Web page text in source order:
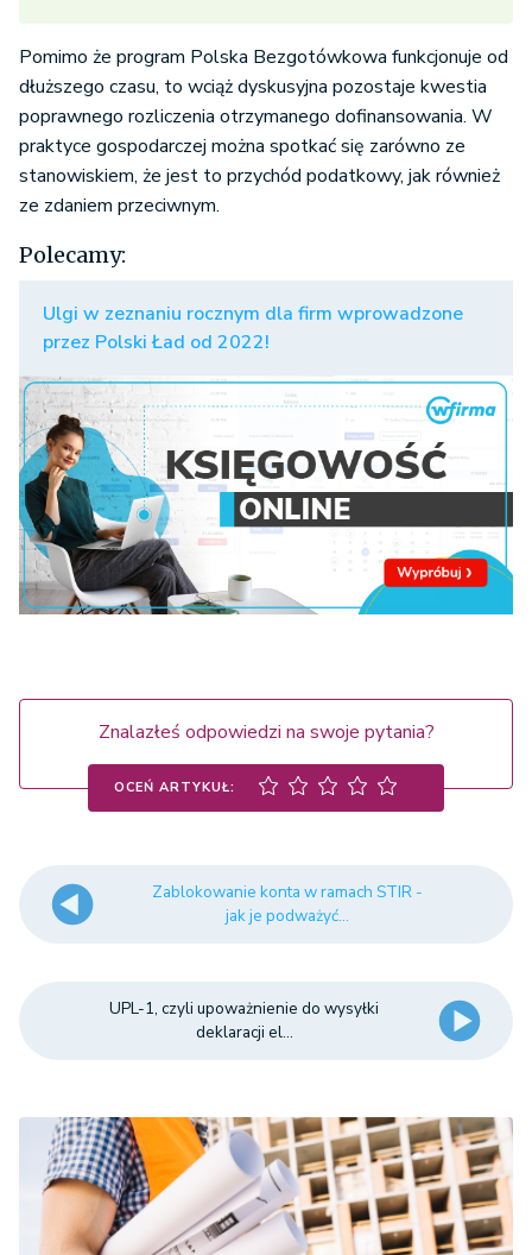
Pomimo że program Polska Bezgotówkowa funkcjonuje od
dłuższego czasu, to wciąż dyskusyjna pozostaje kwestia
poprawnego rozliczenia otrzymanego dofinansowania. W
praktyce gospodarczej można spotkać się zarówno ze
stanowiskiem, że jest to przychód podatkowy, jak również
ze zdaniem przeciwnym.
Polecamy:
Ulgi w zeznaniu rocznym dla firm wprowadzone
przez Polski Ład od 2022!
Znalazłeś odpowiedzi na swoje pytania?
OCEŃ ARTYKUŁ:
Zablokowanie konta w ramach STIR -
jak je podważyć...
UPL-1, czyli upoważnienie do wysyłki
deklaracji el...